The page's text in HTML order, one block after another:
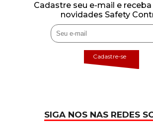
Cadastre seu e-mail e
novidades Safety
Cadastre-se
SIGA NOS NAS REDES